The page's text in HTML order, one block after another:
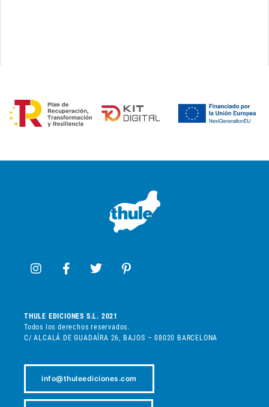
THULE EDICIONES S.L. 2021
Todos los derechos reservados.
C/ ALCALÁ DE GUADAÍRA 26, BAJOS – 08020 BARCELONA
info@thuleediciones.com